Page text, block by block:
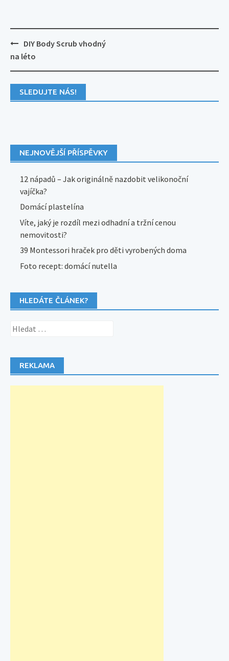
Post
navigation
DIY Body Scrub vhodný
na léto
SLEDUJTE NÁS!
NEJNOVĚJŠÍ PŘÍSPĚVKY
12 nápadů – Jak originálně nazdobit velikonoční
vajíčka?
Domácí plastelína
Víte, jaký je rozdíl mezi odhadní a tržní cenou
nemovitosti?
39 Montessori hraček pro děti vyrobených doma
Foto recept: domácí nutella
HLEDÁTE ČLÁNEK?
Vyhledávání
REKLAMA